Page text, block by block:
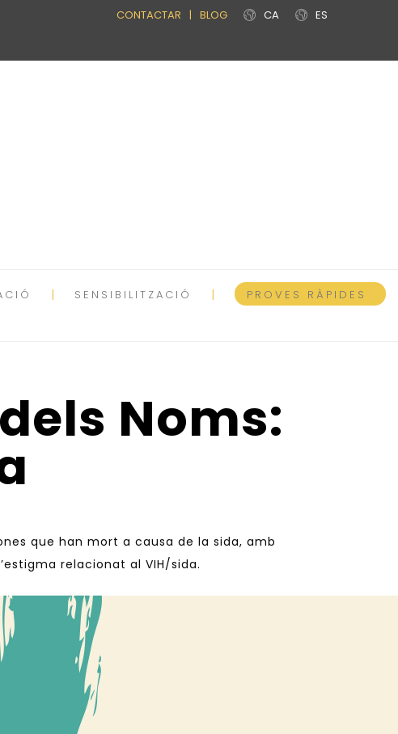
ES
CA
BLOG
|
CONTACTAR
SENSIBILITZACIÓ
PROVES RÀPIDES
Noms:
que han mort a causa de la sida, amb
relacionat al VIH/sida.